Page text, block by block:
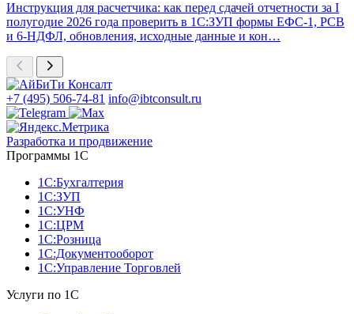
Инструкция для расчетчика: как перед сдачей отчетности за I
полугодие 2026 года проверить в 1С:ЗУП формы ЕФС-1, РСВ
и 6-НДФЛ, обновления, исходные данные и кон…
+7 (495) 506-74-81 info@ibtconsult.ru
Разработка и продвижение
Программы 1С
1С:Бухгалтерия
1С:ЗУП
1С:УНФ
1С:ЦРМ
1С:Розница
1С:Документооборот
1С:Управление Торговлей
Услуги по 1С